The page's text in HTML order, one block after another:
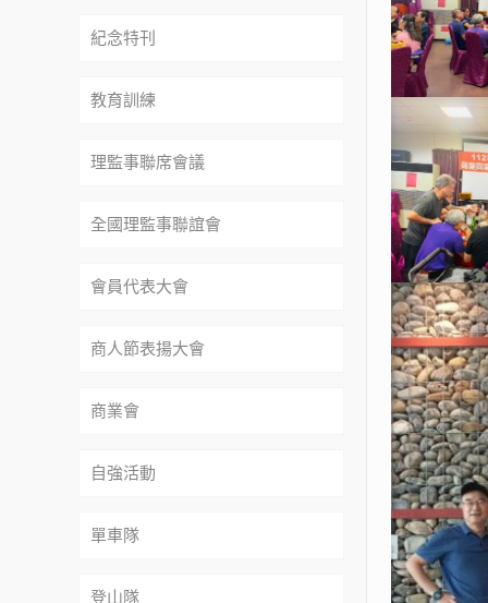
紀念特刊
教育訓練
理監事聯席會議
全國理監事聯誼會
會員代表大會
商人節表揚大會
商業會
自強活動
單車隊
登山隊